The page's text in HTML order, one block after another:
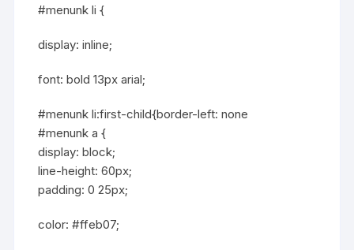
#menunk li {
display: inline;
font: bold 13px arial;
#menunk li:first-child{border-left: none
#menunk a {
display: block;
line-height: 60px;
padding: 0 25px;
color: #ffeb07;